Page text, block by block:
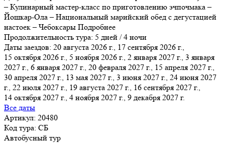
– Кулинарный мастер-класс по приготовлению эчпочмака –
Йошкар-Ола – Национальный марийский обед с дегустацией
настоек – Чебоксары Подробнее
Продолжительность тура: 5 дней / 4 ночи
Даты заездов: 20 августа 2026 г., 17 сентября 2026 г.,
15 октября 2026 г., 5 ноября 2026 г., 2 января 2027 г., 3 января
2027 г., 6 января 2027 г., 20 февраля 2027 г., 15 апреля 2027 г.,
30 апреля 2027 г., 13 мая 2027 г., 3 июня 2027 г., 24 июня 2027
г., 22 июля 2027 г., 19 августа 2027 г., 16 сентября 2027 г.,
14 октября 2027 г., 4 ноября 2027 г., 9 декабря 2027 г.
Все даты
Артикул: 20480
Код тура: СБ
Автобусный тур